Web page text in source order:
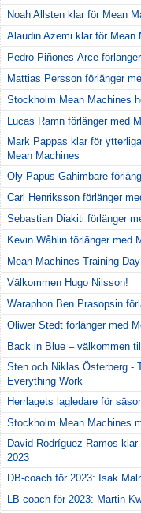
Noah Allsten klar för Mean
Alaudin Azemi klar för Mean
Pedro Piñones-Arce
Mattias Persson förlänger
Stockholm Mean Machines
Lucas Ramn förlänger med
Mark Pappas klar för
Mean Machines
Oly Papus Gahimbare
Carl Henriksson förlänger
Sebastian Diakiti förlänger
Kevin Wåhlin förlänger med
Mean Machines Training Day
Välkommen Hugo Nilsson!
Waraphon Ben Prasopsin
Oliwer Stedt förlänger med
Back in Blue – välkommen
Sten och Niklas Österberg -
Everything Work
Herrlagets lagledare för
Stockholm Mean Machines
David Rodríguez Ramos
2023
DB-coach för 2023: Isak
LB-coach för 2023: Martin